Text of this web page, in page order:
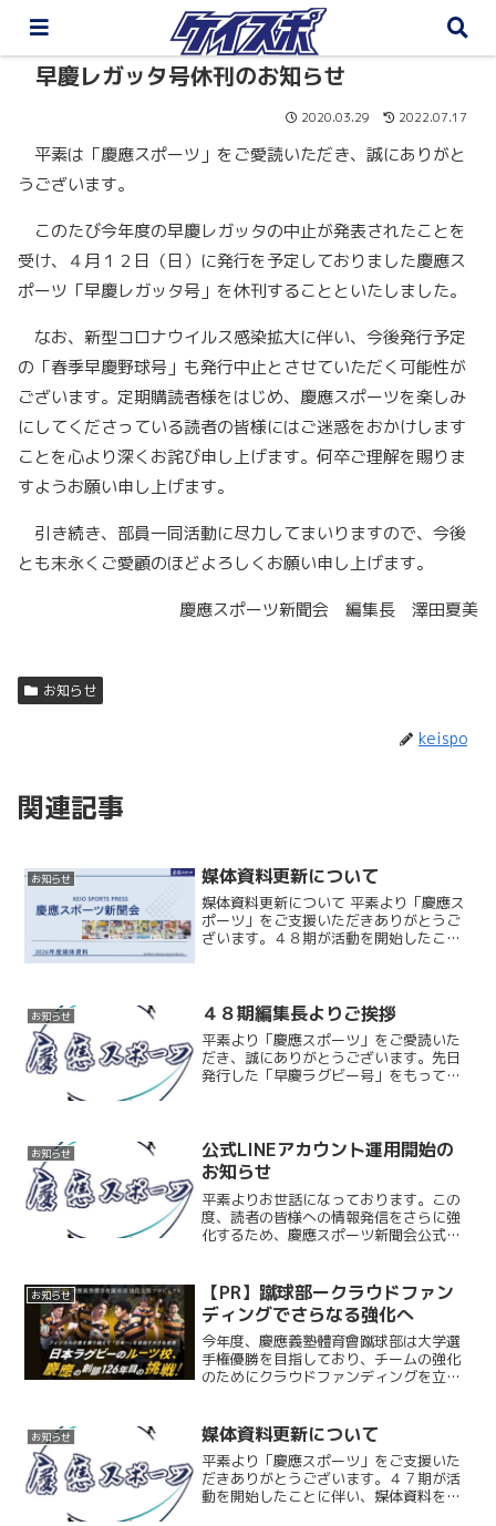
早慶レガッタ号休刊のお知らせ
2020.03.29 2022.07.17
平素は「慶應スポーツ」をご愛読いただき、誠にありがと
うございます。
このたび今年度の早慶レガッタの中止が発表されたことを
受け、４月１２日（日）に発行を予定しておりました慶應ス
ポーツ「早慶レガッタ号」を休刊することといたしました。
なお、新型コロナウイルス感染拡大に伴い、今後発行予定
の「春季早慶野球号」も発行中止とさせていただく可能性が
ございます。定期購読者様をはじめ、慶應スポーツを楽しみ
にしてくださっている読者の皆様にはご迷惑をおかけします
ことを心より深くお詫び申し上げます。何卒ご理解を賜りま
すようお願い申し上げます。
引き続き、部員一同活動に尽力してまいりますので、今後
とも末永くご愛顧のほどよろしくお願い申し上げます。
慶應スポーツ新聞会 編集長 澤田夏美
お知らせ
keispo
関連記事
お知らせ 媒体資料更新について
媒体資料更新について 平素より「慶應ス
ポーツ」をご支援いただきありがとうご
ざいます。４８期が活動を開始したこと
す。今後はネット記...
お知らせ ４８期編集長よりご挨拶
平素より「慶應スポーツ」をご愛読いた
だき、誠にありがとうございます。先日
発行した「早慶ラグビー号」をもって４
長：塩田隆貴（文学部２年）...
お知らせ
公式LINEアカウント運用開始の
お知らせ
平素よりお世話になっております。この
度、読者の皆様への情報発信をさらに強
化するため、慶應スポーツ新聞会公式
は、毎週月曜日に１週間の記事の中から
厳選したおすすめ記...
お知らせ
【PR】蹴球部ークラウドファン
ディングでさらなる強化へ
今年度、慶應義塾體育會蹴球部は大学選
手権優勝を目指しており、チームの強化
のためにクラウドファンディングを立ち
的に、広く支援を呼びかけている。
お知らせ 媒体資料更新について
平素より「慶應スポーツ」をご支援いた
だきありがとうございます。４７期が活
動を開始したことに伴い、媒体資料を更